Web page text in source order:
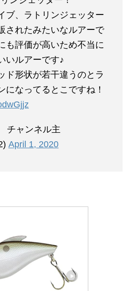
ブ、ラトリンジェッター
されたみたいなルアーで
も評価が高いため不当に
いルアーです♪
ド形状が若干違うのとラ
になってるとこですね！
ャンネル主
April 1, 2020